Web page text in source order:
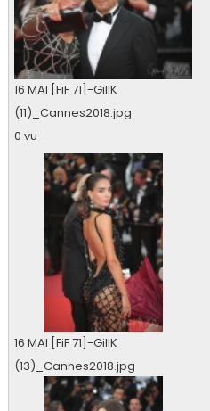
16 MAI [FiF 71]-GillK
(11)_Cannes2018.jpg
0 vu
16 MAI [FiF 71]-GillK
(13)_Cannes2018.jpg